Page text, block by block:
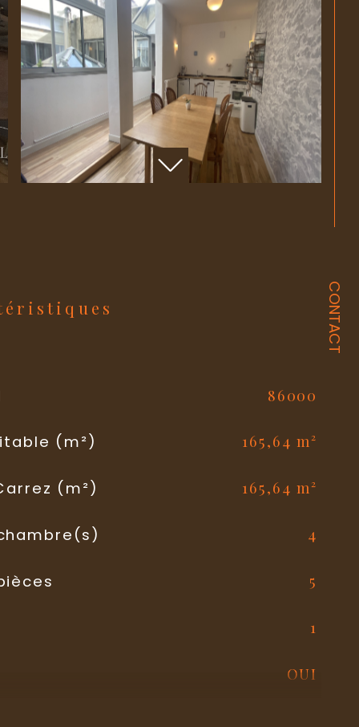
CONTACT
86000
(m²) 165,64 m²
(m²) 165,64 m²
4
5
1
OUI